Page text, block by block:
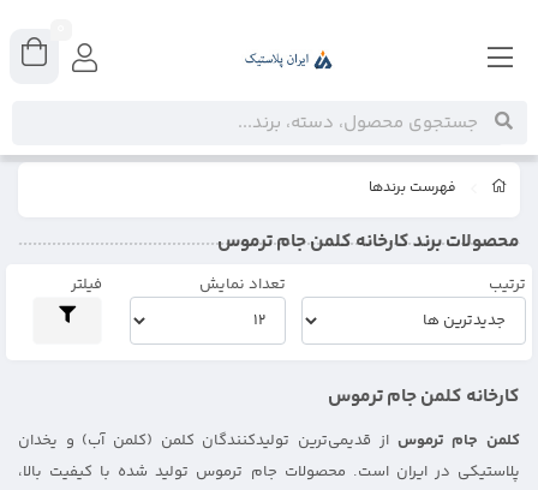
فهرست برندها
محصولات برند کارخانه کلمن جام ترموس
ترتیب تعداد نمایش فیلتر
کارخانه کلمن جام ترموس
کلمن جام ترموس از قدیمی‌ترین تولیدکنندگان کلمن‌ (کلمن آب) و یخدان‌
پلاستیکی در ایران است. محصولات جام ترموس تولید شده با کیفیت بالا،